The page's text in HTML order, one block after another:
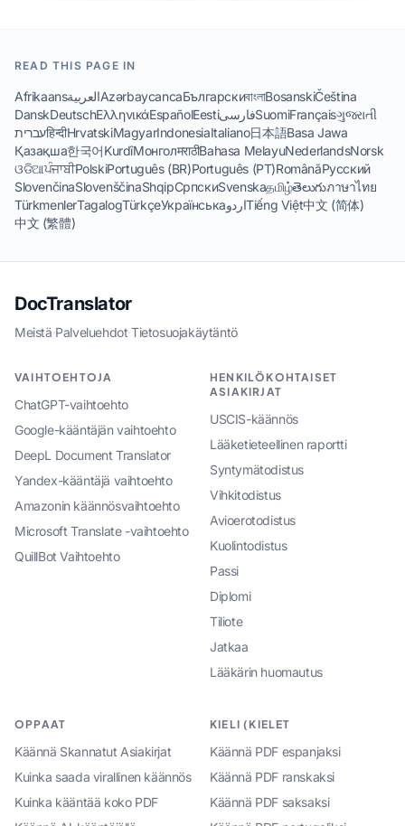
READ THIS PAGE IN
AfrikaansالعربيةAzərbaycancaБългарскиবাংলাBosanskiČeština
DanskDeutschΕλληνικάEspañolEestiفارسیSuomiFrançaisગુજરાતી
עבריתहिन्दीHrvatskiMagyarIndonesiaItaliano日本語Basa Jawa
Қазақша한국어KurdîМонголमराठीBahasa MelayuNederlandsNorsk
ଓଡିଆਪੰਜਾਬੀPolskiPortuguês (BR)Português (PT)RomânăРусский
SlovenčinaSlovenščinaShqipСрпскиSvenskaதமிழ்తెలుగుภาษาไทย
TürkmenlerTagalogTürkçeУкраїнськаاردوTiếng Việt中文 (简体)
中文 (繁體)
DocTranslator
Meistä·Palveluehdot·Tietosuojakäytäntö
VAIHTOEHTOJA
ChatGPT-vaihtoehto
Google-kääntäjän vaihtoehto
DeepL Document Translator
Yandex-kääntäjä vaihtoehto
Amazonin käännösvaihtoehto
Microsoft Translate -vaihtoehto
QuillBot Vaihtoehto
HENKILÖKOHTAISET
ASIAKIRJAT
USCIS-käännös
Lääketieteellinen raportti
Syntymätodistus
Vihkitodistus
Avioerotodistus
Kuolintodistus
Passi
Diplomi
Tiliote
Jatkaa
Lääkärin huomautus
OPPAAT
Käännä Skannatut Asiakirjat
Kuinka saada virallinen käännös
Kuinka kääntää koko PDF
KIELI (KIELET
Käännä PDF espanjaksi
Käännä PDF ranskaksi
Käännä PDF saksaksi